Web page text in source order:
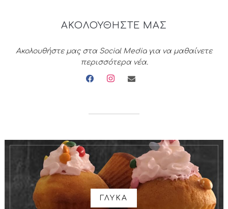
ΑΚΟΛΟΥΘΗΣΤΕ ΜΑΣ
Ακολουθήστε μας στα Social Media για να μαθαίνετε
περισσότερα νέα.
facebookinstagramenvelope
ΓΛΥΚΑ